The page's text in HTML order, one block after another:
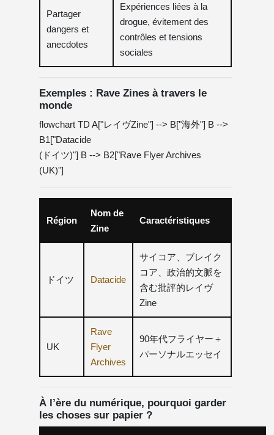
Partager
dangers et
anecdotes
Expériences liées à la
drogue, évitement des
contrôles et tensions
sociales
Exemples : Rave Zines à travers le
monde
flowchart TD A["レイヴZine"] --> B["海外"] B -->
B1["Datacide
(ドイツ)"] B --> B2["Rave Flyer Archives
(UK)"]
Région
Nom de
Zine
Caractéristiques
ドイツ Datacide
サイコア、ブレイク
コア、政治的文脈を
含む批評的レイヴ
Zine
UK
Rave
Flyer
Archives
90年代フライヤー＋
パーソナルエッセイ
À l’ère du numérique, pourquoi garder
les choses sur papier ?